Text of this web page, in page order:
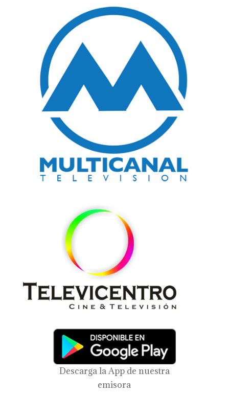
Descarga la App de nuestra
emisora